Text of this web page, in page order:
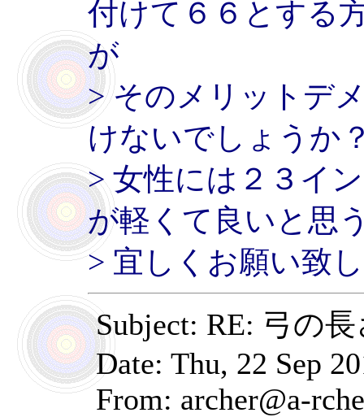
付けて６６とする
が
> そのメリットデ
けないでしょうか
> 女性には２３イ
が軽くて良いと思
> 宜しくお願い致
Subject: RE: 弓の
Date: Thu, 22 Sep
From: archer@a-